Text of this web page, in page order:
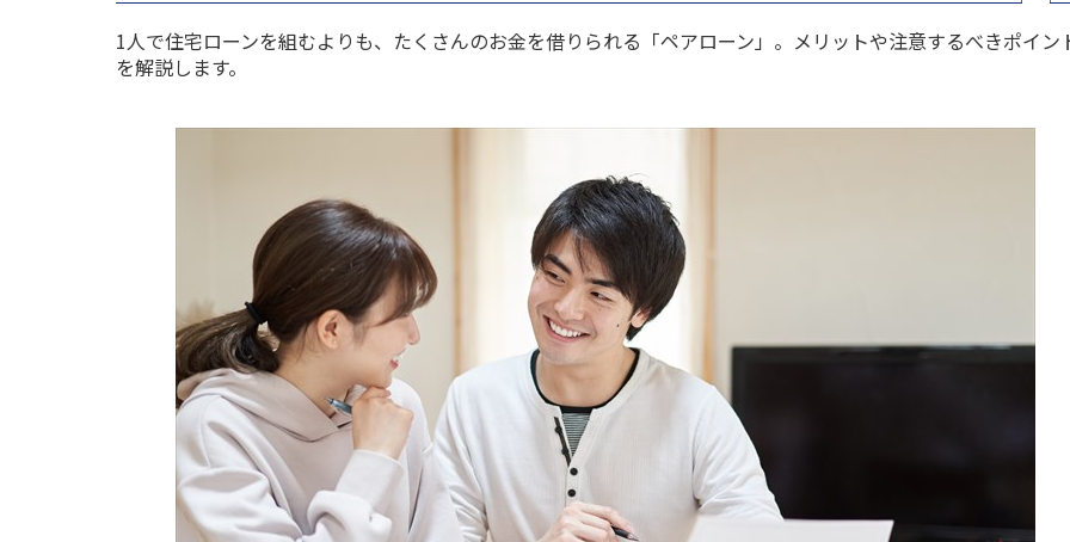
1人で住宅ローンを組むよりも、たくさんのお金を借りられる「ペアローン」。メリットや注意するべきポイン
を解説します。